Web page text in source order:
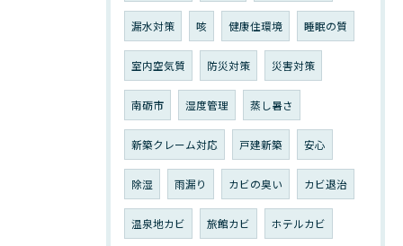
漏水対策 咳 健康住環境 睡眠の質
室内空気質 防災対策 災害対策
南砺市 湿度管理 蒸し暑さ
新築クレーム対応 戸建新築 安心
除湿 雨漏り カビの臭い カビ退治
温泉地カビ 旅館カビ ホテルカビ